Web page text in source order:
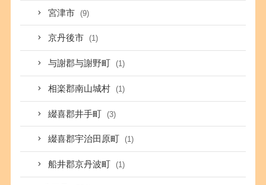
宮津市 (9)
京丹後市 (1)
与謝郡与謝野町 (1)
相楽郡南山城村 (1)
綴喜郡井手町 (3)
綴喜郡宇治田原町 (1)
船井郡京丹波町 (1)